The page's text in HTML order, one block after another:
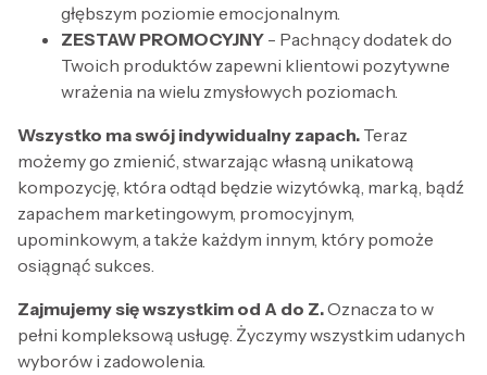
głębszym poziomie emocjonalnym.
ZESTAW PROMOCYJNY - Pachnący dodatek do
Twoich produktów zapewni klientowi pozytywne
wrażenia na wielu zmysłowych poziomach.
Wszystko ma swój indywidualny zapach. Teraz
możemy go zmienić, stwarzając własną unikatową
kompozycję, która odtąd będzie wizytówką, marką, bądź
zapachem marketingowym, promocyjnym,
upominkowym, a także każdym innym, który pomoże
osiągnąć sukces.
Zajmujemy się wszystkim od A do Z.Oznacza to w
pełni kompleksową usługę. Życzymy wszystkim udanych
wyborów i zadowolenia.